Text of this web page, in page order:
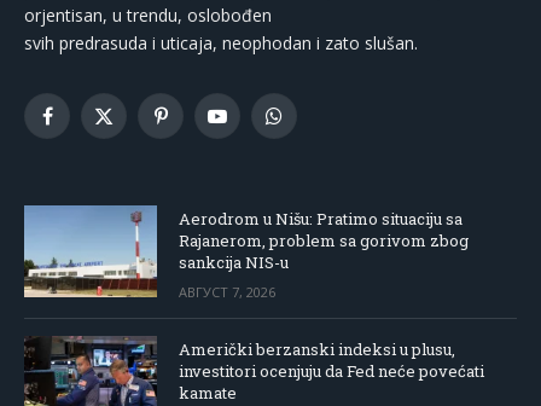
orjentisan, u trendu, oslobođen
svih predrasuda i uticaja, neophodan i zato slušan.
Facebook
X
PinterestYouTubeWhatsApp
Aerodrom u Nišu: Pratimo situaciju sa
Rajanerom, problem sa gorivom zbog
sankcija NIS-u
АВГУСТ 7, 2026
Američki berzanski indeksi u plusu,
investitori ocenjuju da Fed neće povećati
kamate